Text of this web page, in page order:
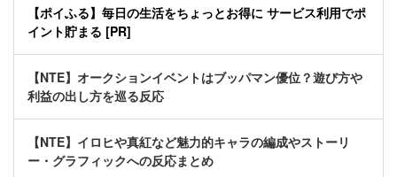
【ポイふる】毎日の生活をちょっとお得に サービス利用でポ
イント貯まる [PR]
【NTE】オークションイベントはブッパマン優位？遊び方や
利益の出し方を巡る反応
【NTE】イロヒや真紅など魅力的キャラの編成やストーリ
ー・グラフィックへの反応まとめ